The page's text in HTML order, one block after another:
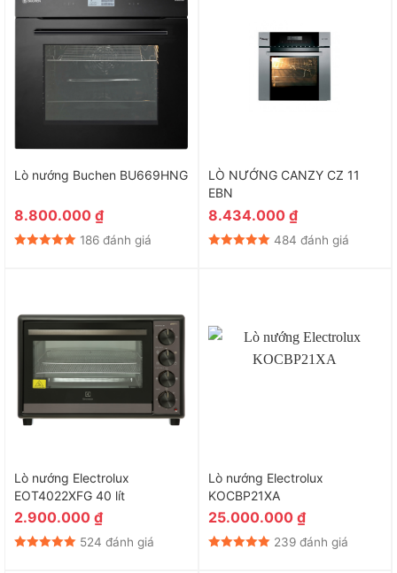
Lò nướng Buchen BU669HNG
8.800.000 ₫
186 đánh giá
LÒ NƯỚNG CANZY CZ 11
EBN
8.434.000 ₫
484 đánh giá
Lò nướng Electrolux
EOT4022XFG 40 lít
2.900.000 ₫
524 đánh giá
Lò nướng Electrolux
KOCBP21XA
25.000.000 ₫
239 đánh giá